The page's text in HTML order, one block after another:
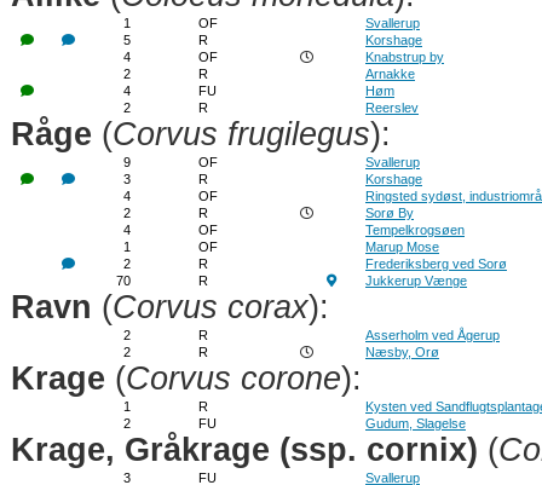
1 OF
Svallerup
5
R
Korshage
4
OF
Knabstrup by
2
R
Arnakke
4
FU
Høm
2
R Reerslev
Råge (Corvus frugilegus):
9 OF
Svallerup
3
R
Korshage
4
OF
Ringsted sydøst,
2
R
Sorø By
4
OF
Tempelkrogsøen
1
OF
Marup Mose
2
R
Frederiksberg ved Sorø
70
R Jukkerup Vænge
Ravn (Corvus corax):
2 R
Asserholm ved Ågerup
2
R Næsby, Orø
Krage (Corvus corone):
1 R
Kysten ved
2
FU Gudum, Slagelse
Krage, Gråkrage (ssp. cornix) (
3 FU
Svallerup